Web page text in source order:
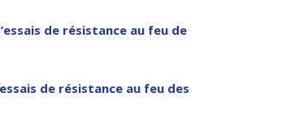
de résistance au feu de
de résistance au feu des